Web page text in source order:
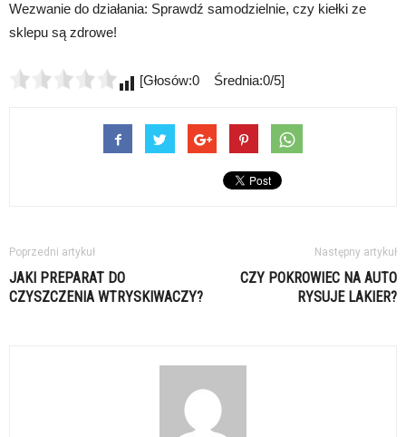
Wezwanie do działania: Sprawdź samodzielnie, czy kiełki ze
sklepu są zdrowe!
[Głosów:0 Średnia:0/5]
Poprzedni artykuł
JAKI PREPARAT DO
CZYSZCZENIA WTRYSKIWACZY?
Następny artykuł
CZY POKROWIEC NA AUTO
RYSUJE LAKIER?